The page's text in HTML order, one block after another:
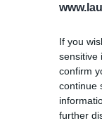
If you
sensitive
confirm
continue
further